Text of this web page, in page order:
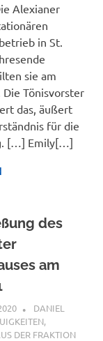
Alexianer
in St.
sie am
Tönisvorster
das, äußert
für die
[…] Emily[…]
des
am
DANIEL
,
DER FRAKTION